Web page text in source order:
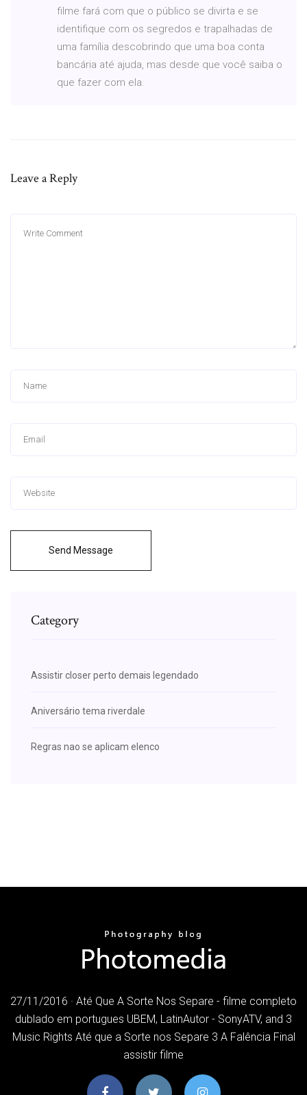
filme fará com que o público se divirta e se
identifique com os segredos e trapalhadas de
uma família descobrindo que uma boa conta
bancária até ajuda, mas desde que você saiba o
que fazer com ela.
Leave a Reply
Send Message
Category
Assistir closer perto demais legendado
Aniversário tema riverdale
Regras nao se aplicam elenco
27/11/2016 · Até Que A Sorte Nos Separe - filme completo
dublado em portugues UBEM, LatinAutor - SonyATV, and 3
Music Rights Até que a Sorte nos Separe 3 A Falência Final
assistir filme